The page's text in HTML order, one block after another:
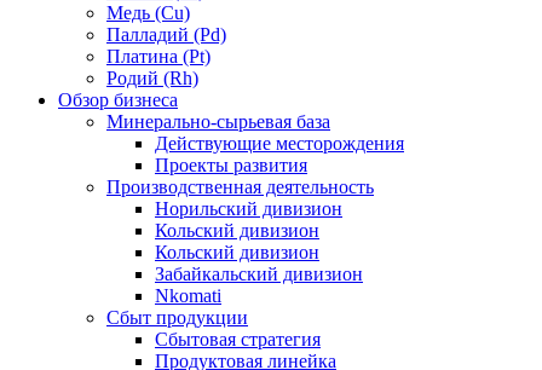
Медь (Cu)
Палладий (Pd)
Платина (Pt)
Родий (Rh)
Обзор бизнеса
Минерально-сырьевая база
Действующие месторождения
Проекты развития
Производственная деятельность
Норильский дивизион
Кольский дивизион
Кольский дивизион
Забайкальский дивизион
Nkomati
Сбыт продукции
Сбытовая стратегия
Продуктовая линейка